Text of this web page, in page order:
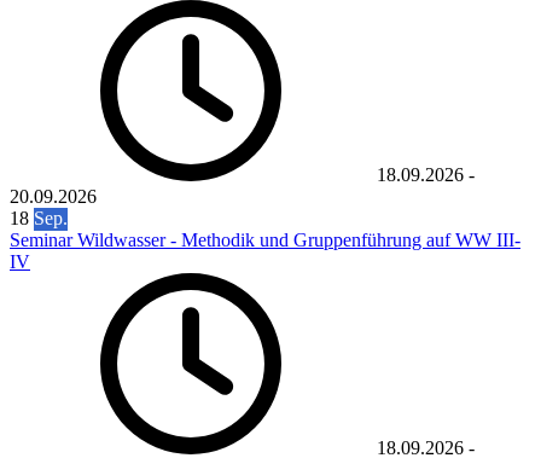
18.09.2026 -
20.09.2026
18 Sep.
Seminar Wildwasser - Methodik und Gruppenführung auf WW III-
IV
18.09.2026 -